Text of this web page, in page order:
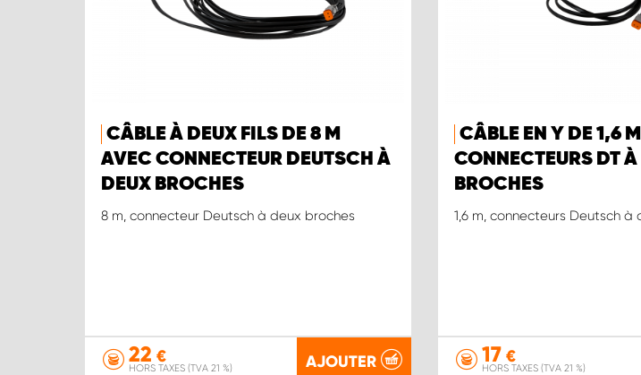
CÂBLE À DEUX FILS DE 8 M
AVEC CONNECTEUR DEUTSCH À
DEUX BROCHES
8 m, connecteur Deutsch à deux broches
22 €
HORS TAXES (TVA 21 %) AJOUTER
CÂBLE EN Y DE 1,6
CONNECTEURS DT À
BROCHES
1,6 m, connecteurs Deutsch à
17€
HORS TAXES (TVA 21 %)